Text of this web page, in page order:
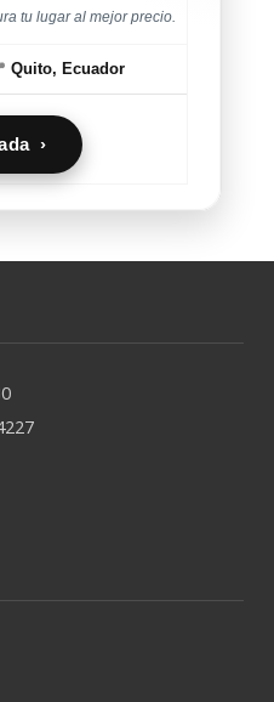
tu lugar al mejor precio.
Quito, Ecuador
›